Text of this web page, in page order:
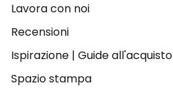
Lavora con noi
Recensioni
Ispirazione | Guide all'acquisto
Spazio stampa